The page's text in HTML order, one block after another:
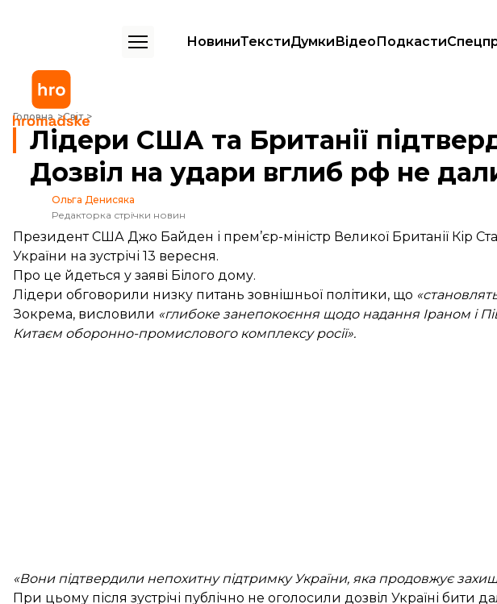
НовиниТекстиДумкиВідеоПодкасти
Головна Світ
Лідери США та Британії підтвердили підтримку України. Дозвіл на удари вглиб рф не дали
Лідери США та Британії
Дозвіл на удари вглиб рф не
Ольга Денисяка
Редакторка стрічки новин
Президент США Джо Байден і прем’єр-міністр Великої Британії Кір
України на зустрічі 13 вересня.
Про це йдеться у заяві Білого дому.
Лідери обговорили низку питань зовнішньої політики, що
Зокрема, висловили «глибоке занепокоєння щодо надання Іраном і
Китаєм оборонно-промислового комплексу росії».
«Вони підтвердили непохитну підтримку України, яка продовжує
При цьому після зустрічі публічно не оголосили дозвіл Україні бити